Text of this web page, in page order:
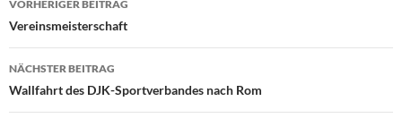
VORHERIGER BEITRAG
Vereinsmeisterschaft
NÄCHSTER BEITRAG
Wallfahrt des DJK-Sportverbandes nach Rom